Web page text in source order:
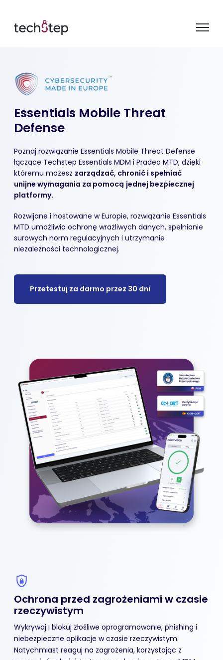
Essentials Mobile Threat
Defense
Poznaj rozwiązanie Essentials Mobile Threat Defense
łączące Techstep Essentials MDM i Pradeo MTD, dzięki
któremu możesz zarządzać, chronić i spełniać
unijne wymagania za pomocą jednej bezpiecznej
platformy.
Rozwijane i hostowane w Europie, rozwiązanie Essentials
MTD umożliwia ochronę wrażliwych danych, spełnianie
surowych norm regulacyjnych i utrzymanie
niezależności technologicznej.
Przetestuj za darmo przez 30 dni
Ochrona przed zagrożeniami w czasie
rzeczywistym
Wykrywaj i blokuj złośliwe oprogramowanie, phishing i
niebezpieczne aplikacje w czasie rzeczywistym.
Natychmiast reaguj na zagrożenia, korzystając z